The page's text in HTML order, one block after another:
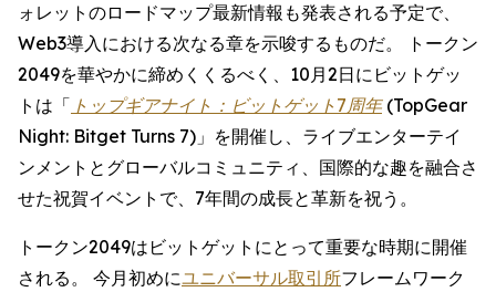
ォレットのロードマップ最新情報も発表される予定で、
Web3導入における次なる章を示唆するものだ。 トークン
2049を華やかに締めくくるべく、10月2日にビットゲッ
トは「 トップギアナイト：ビットゲット7周年(TopGear
Night: Bitget Turns 7)」を開催し、ライブエンターテイ
ンメントとグローバルコミュニティ、国際的な趣を融合さ
せた祝賀イベントで、7年間の成長と革新を祝う。
トークン2049はビットゲットにとって重要な時期に開催
される。 今月初めにユニバーサル取引所フレームワーク